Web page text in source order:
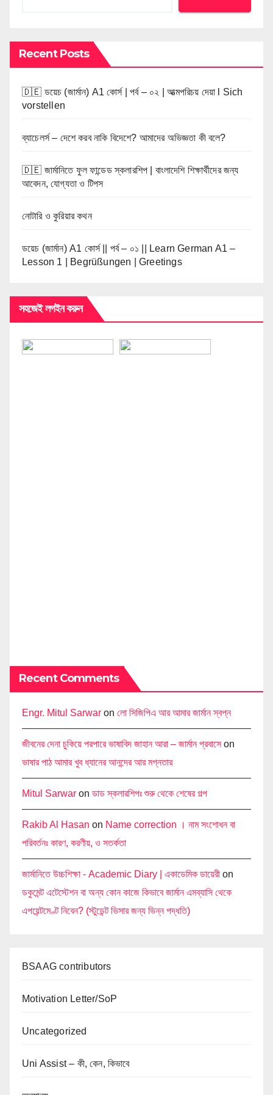
Recent Posts
🇩🇪 ডয়েচ (জার্মান) A1 কোর্স | পর্ব – ০২ | আত্মপরিচয় দেয়া l Sich
vorstellen
ব্যাচেলর্স – দেশে করব নাকি বিদেশে? আমাদের অভিজ্ঞতা কী বলে?
🇩🇪 জার্মানিতে ফুল ফান্ডেড স্কলারশিপ | বাংলাদেশি শিক্ষার্থীদের জন্য
আবেদন, যোগ্যতা ও টিপস
নোটারি ও কুরিয়ার কথন
ডয়েচ (জার্মান) A1 কোর্স || পর্ব – ০১ || Learn German A1 –
Lesson 1 | Begrüßungen | Greetings
সহজেই লগইন করুন
Recent Comments
Engr. Mitul Sarwar on লো সিজিপিএ আর আমার জার্মান স্বপ্ন
জীবনের দেনা চুকিয়ে পরপারে ভাষাবিদ জাহান আরা – জার্মান প্রবাসেon
ভাষার পাঠ আমার খুব ধ্যানের আনন্দের আর মগ্নতার
Mitul Sarwar on ডাড স্কলারশিপঃ শুরু থেকে শেষের গল্প
Rakib Al Hasan on Name correction । নাম সংশোধন বা
পরিবর্তনঃ কারণ, করণীয়, ও সতর্কতা
জার্মানিতে উচ্চশিক্ষা - Academic Diary | একাডেমিক ডায়েরী on
ডকুমেন্ট এটেস্টেশন বা অন্য কোন কাজে কিভাবে জার্মান এমব্যাসি থেকে
এপয়েন্টমেণ্ট নিবেন? (স্টুডেন্ট ভিসার জন্য ভিন্ন পদ্ধতি)
BSAAG contributors
Motivation Letter/SoP
Uncategorized
Uni Assist – কী, কেন, কিভাবে